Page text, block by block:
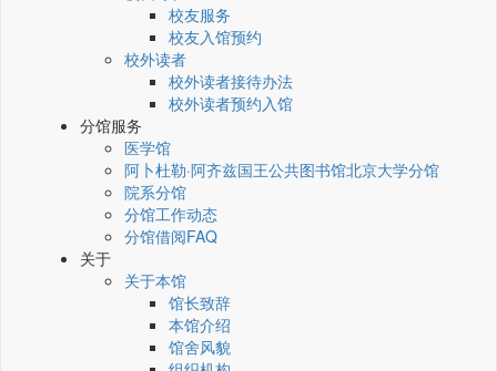
校友服务
校友入馆预约
校外读者
校外读者接待办法
校外读者预约入馆
分馆服务
医学馆
阿卜杜勒·阿齐兹国王公共图书馆北京大学分馆
院系分馆
分馆工作动态
分馆借阅FAQ
关于
关于本馆
馆长致辞
本馆介绍
馆舍风貌